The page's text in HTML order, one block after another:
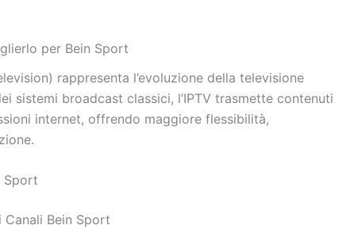
per Bein Sport
rappresenta l’evoluzione della televisione
sistemi broadcast classici, l’IPTV trasmette contenuti
internet, offrendo maggiore flessibilità,
Sport
Bein Sport